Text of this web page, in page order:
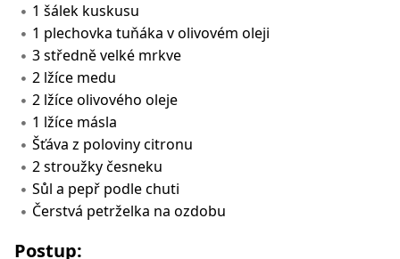
1 šálek kuskusu
1 plechovka tuňáka v olivovém oleji
3 středně velké mrkve
2 lžíce medu
2 lžíce olivového oleje
1 lžíce másla
Šťáva z poloviny citronu
2 stroužky česneku
Sůl a pepř podle chuti
Čerstvá petrželka na ozdobu
Postup: